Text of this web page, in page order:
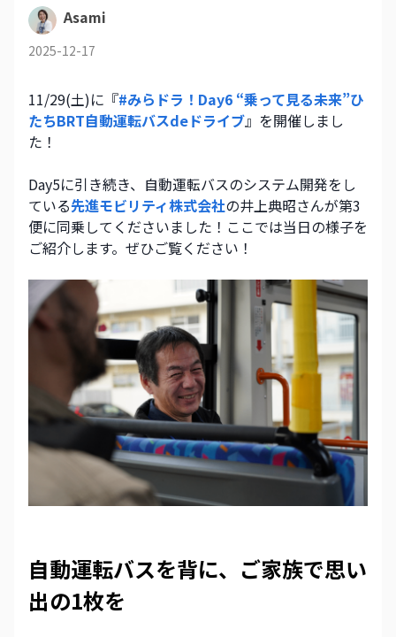
Asami
2025-12-17
11/29(土)に『#みらドラ！Day6 “乗って見る未来”ひ
たちBRT自動運転バスdeドライブ』を開催しまし
た！
Day5に引き続き、自動運転バスのシステム開発をし
ている先進モビリティ株式会社の井上典昭さんが第3
便に同乗してくださいました！ここでは当日の様子を
ご紹介します。ぜひご覧ください！
自動運転バスを背に、ご家族で思い
出の1枚を